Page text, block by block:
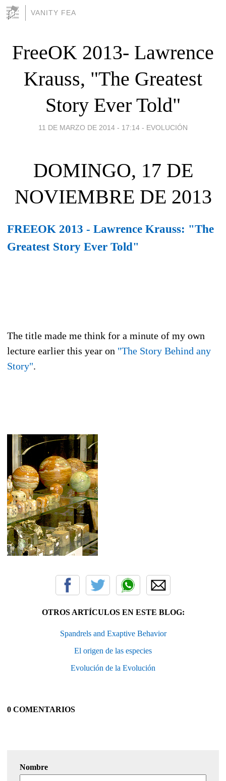
VANITY FEA
FreeOK 2013- Lawrence
Krauss, "The Greatest
Story Ever Told"
11 DE MARZO DE 2014 - 17:14 - EVOLUCIÓN
DOMINGO, 17 DE
NOVIEMBRE DE 2013
FREEOK 2013 - Lawrence Krauss: "The
Greatest Story Ever Told"
The title made me think for a minute of my own
lecture earlier this year on "The Story Behind any
Story".
OTROS ARTÍCULOS EN ESTE BLOG:
Spandrels and Exaptive Behavior
El origen de las especies
Evolución de la Evolución
0 COMENTARIOS
Nombre